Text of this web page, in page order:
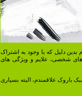
دلیل که با وجود به اشتراک
های شخصی، علایم و ویژگی های
علاقمندم، البته بسیاری